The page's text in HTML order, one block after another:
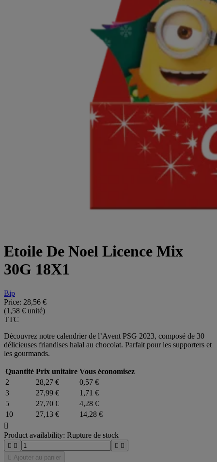
Etoile De Noel Licence Mix
30G 18X1
Bip
Price: 28,56 €
(1,58 € unité)
TTC
Découvrez notre calendrier de l’Avent PSG 2023, composé de 30
délicieuses friandises halal au chocolat. Parfait pour les supporters et
les gourmands.
Quantité Prix unitaire Vous économisez
2
28,27 €
0,57 €
3
27,99 €
1,71 €
5
27,70 €
4,28 €
10
27,13 €
14,28 €

Product availability: Rupture de stock
   
Ajouter au panier